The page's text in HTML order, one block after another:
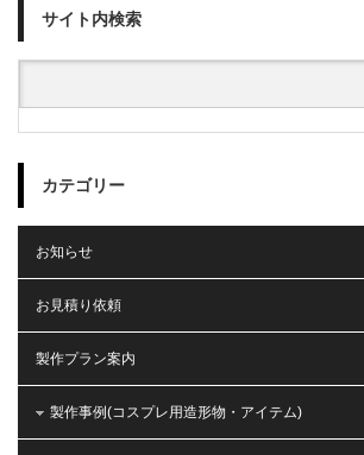
サイト内検索
カテゴリー
お知らせ
お見積り依頼
製作プラン案内
製作事例(コスプレ用造形物・アイテム)